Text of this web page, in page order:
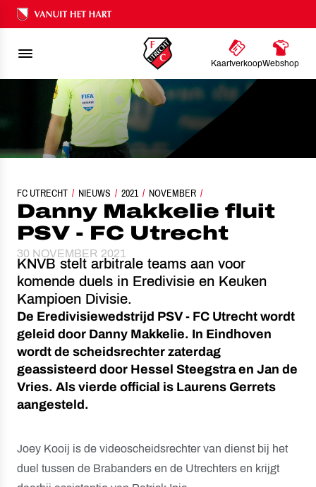
Ons nalatenschap
KaartverkoopWebshop
FC UTRECHT NIEUWS 2021 NOVEMBER
DANNY MAKKELIE FLUIT PSV - FC UTRECHT
Danny Makkelie fluit
PSV - FC Utrecht
30 NOVEMBER 2021
KNVB stelt arbitrale teams aan voor
komende duels in Eredivisie en Keuken
Kampioen Divisie.
De Eredivisiewedstrijd PSV - FC Utrecht wordt
geleid door Danny Makkelie. In Eindhoven
wordt de scheidsrechter zaterdag
geassisteerd door Hessel Steegstra en Jan de
Vries. Als vierde official is Laurens Gerrets
aangesteld.
Joey Kooij is de videoscheidsrechter van dienst bij het
duel tussen de Brabanders en de Utrechters en krijgt